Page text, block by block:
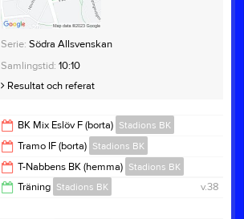
Serie:
Södra Allsvenskan
Samlingstid: 08:30
Resultat och referat
Serie: Södra Allsvenskan
Samlingstid: 10:10
Resultat och referat
BK Mix Eslöv F (borta) Stadions BK
Tramo IF (borta) Stadions BK
T-Nabbens BK (hemma) Stadions BK
v.38
Träning Stadions BK